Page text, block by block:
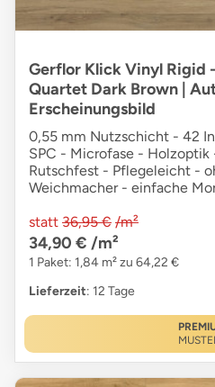
Gerflor Klick Vinyl Rigid
Quartet Dark Brown |
Erscheinungsbild
0,55 mm Nutzschicht - 42
SPC - Microfase - Holzoptik
Rutschfest - Pflegeleicht -
Weichmacher - einfache
statt 36,95 € /m²
34,90 € /m²
1 Paket: 1,84 m² zu 64,22 €
Lieferzeit: 12 Tage